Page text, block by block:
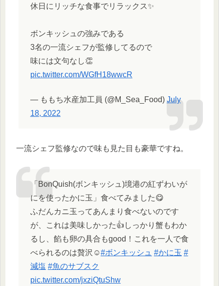
休日にリッチな食事でリラックス✨
ボンキッシュの強みである
3名の一流シェフが監修してるので
味には文句なし👏
pic.twitter.com/WGfH18wwcR
— ももち水産加工員 (@M_Sea_Food) July
18, 2022
一流シェフ監修なので味も見た目も豪華ですね。
「BonQuish(ボンキッシュ)境港の紅ずわいが
にを使ったかに玉」食べてみました😋
ふだんカニ玉ってあんまり食べないのです
が、これは美味しかった👍しっかり蟹もわか
るし、餡も卵の具合もgood！これを一人で食
べられるのは贅沢☺️#ボンキッシュ #かに玉 #
減塩 #魚のサブスク
pic.twitter.com/jxziQtuShw